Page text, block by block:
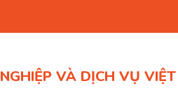
VÀ DỊCH VỤ VIỆT